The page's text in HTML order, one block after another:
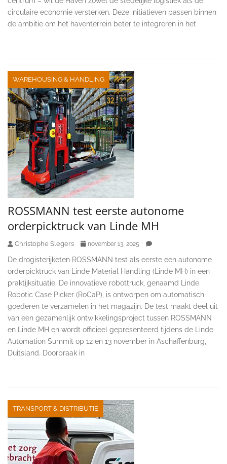
circulaire economie versterken. Deze initiatieven passen binnen
de ambitie om het haventerrein beter te integreren in het
WAREHOUSING & HANDLING
ROSSMANN test eerste autonome
orderpicktruck van Linde MH
Christophe Slegers november 13, 2025
De drogisterijketen ROSSMANN test als eerste een autonome
orderpicktruck van Linde Material Handling (Linde MH) in een
praktijksituatie. De innovatieve robottruck, genaamd Linde
Robotic Case Picker (RoCaP), is ontworpen om automatisch
goederen te verzamelen in het magazijn. De test maakt deel uit
van een gezamenlijk ontwikkelingsproject tussen ROSSMANN
en Linde MH en wordt officieel gepresenteerd tijdens de Linde
Automation Summit op 12 en 13 november in Aschaffenburg,
Duitsland. Doorbraak in
TRANSPORT & DISTRIBUTIE